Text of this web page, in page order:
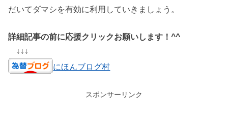
だいてダマシを有効に利用していきましょう。
詳細記事の前に応援クリックお願いします！^^
↓↓↓
にほんブログ村
スポンサーリンク